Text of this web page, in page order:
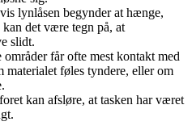
lynlåsen begynder at hænge,
det være tegn på, at
slidt.
områder får ofte mest kontakt med
føles tyndere, eller om
kan afsløre, at tasken har været